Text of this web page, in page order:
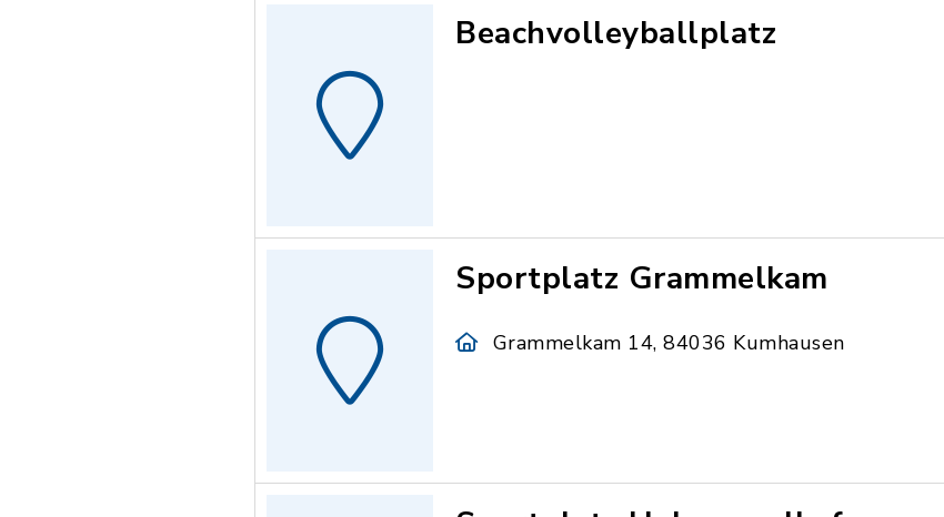
Beachvolleyballplatz
Sportplatz Grammelkam
Grammelkam 14, 84036 Kumhausen